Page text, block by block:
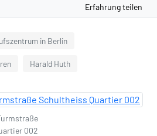
Erfahrung teilen
in Berlin
Harald Huth
002